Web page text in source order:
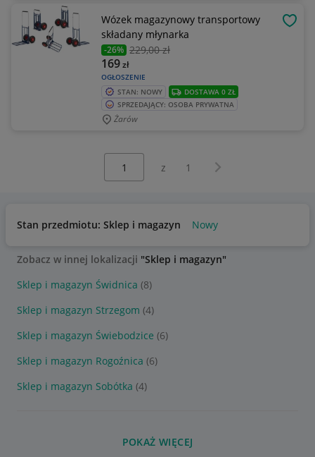
Wózek magazynowy transportowy
składany młynarka
-26% 229,00 zł
OGŁOSZENIE
169zł
STAN: NOWY
DOSTAWA 0 ZŁ
SPRZEDAJĄCY: OSOBA PRYWATNA
Żarów
z 1 Następna strona
Stan przedmiotu: Sklep i magazyn Nowy
Zobacz w innej lokalizacji "Sklep i magazyn"
Sklep i magazyn Świdnica (8)
Sklep i magazyn Strzegom (4)
Sklep i magazyn Świebodzice (6)
Sklep i magazyn Rogoźnica (6)
Sklep i magazyn Sobótka (4)
POKAŻ WIĘCEJ